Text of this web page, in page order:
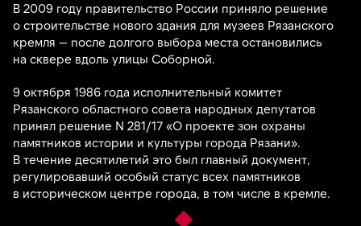
В 2009 году правительство России приняло решение
о строительстве нового здания для музеев Рязанского
кремля — после долгого выбора места остановились
на сквере вдоль улицы Соборной.
9 октября 1986 года исполнительный комитет
Рязанского областного совета народных депутатов
принял решение N 281/17 «О проекте зон охраны
памятников истории и культуры города Рязани».
В течение десятилетий это был главный документ,
регулировавший особый статус всех памятников
в историческом центре города, в том числе в кремле.